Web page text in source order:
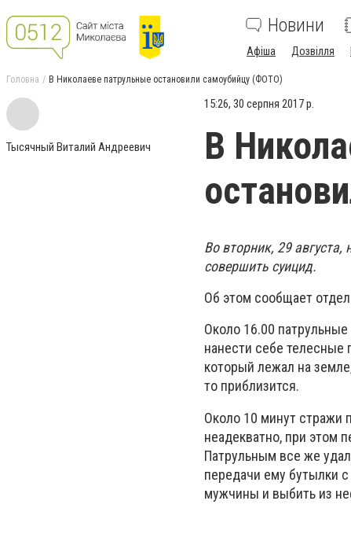
Новини
Афіша Дозвілля
Головна В Николаеве патрульные остановили самоубийцу (ФОТО)
Тысячный Виталий Андреевич
15:26, 30 серпня 2017 р.
В
Во вторник, 29
совершить суицид.
Об этом сообщает
Около 16.00
нанести себе
который лежал на
то приблизится.
Около 10 минут стражи
неадекватно, при этом
Патрульным все же
передачи ему бутылки
мужчины и выбить из